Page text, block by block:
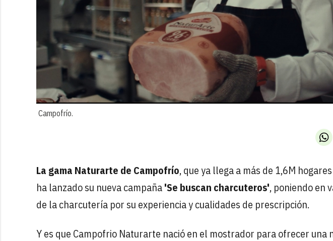
Campofrío.
La gama Naturarte de Campofrío, que ya llega a más de 1,6M
ha lanzado su nueva campaña'Se buscan charcuteros', poniendo en
de la charcutería por su experiencia y cualidades de prescripción.
Y es que Campofrio Naturarte nació en el mostrador para ofrecer una